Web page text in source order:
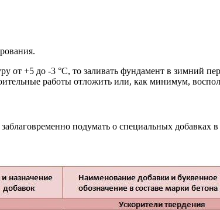
от +5 до -3 °C, то заливать фундамент в
работы отложить или, как минимум,
подумать о специальных добавках